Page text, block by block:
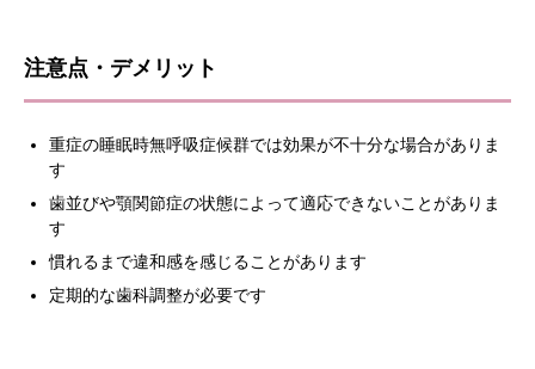
注意点・デメリット
重症の睡眠時無呼吸症候群では効果が不十分な場合がありま
す
歯並びや顎関節症の状態によって適応できないことがありま
す
慣れるまで違和感を感じることがあります
定期的な歯科調整が必要です